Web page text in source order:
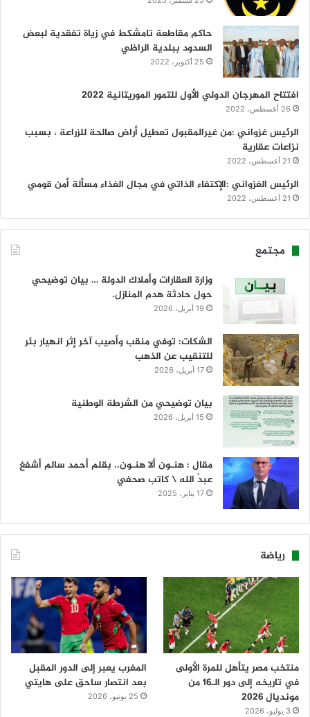
حاكم مقاطعة تامشكط في زياة تفقدية لبعض
السدود ببلدية الراظي
25 أكتوبر، 2022
افتتاح المهرجان الدولي الأول للتمور الموريتانية 2022
26 أغسطس، 2022
الرئيس غزواني :من غيرالمقبول تعطيل أراض صالحة للزراعة ، بسبب
نزاعات عقارية
21 أغسطس، 2022
الرئيس الغزواني :الإكتفاء الذاتي في مجال الغذاء مسألة أمن قومي
21 أغسطس، 2022
مجتمع
وزارة العقارات وأملاك الدولة … بيان توضيحي
حول حادثة هدم المنازل.
19 أبريل، 2026
الشكات: توفي منقب وأصيب آخر إثر انهيار بئر
للتنقيب عن الذهب
17 أبريل، 2026
بيان توضيحي من الشرطة الوطنية
15 أبريل، 2026
مقال : هنـون ألا هنـون.. بقلم أحمد سالم أشفغ
عبدُ الله \ كاتب صحفي
17 يناير، 2025
رياضة
منتخب مصر يتأهل للمرة الأولى
في تاريخه إلى دور الـ16 من
مونديال 2026
3 يوليو، 2026
المغرب يعبر إلى الدور المقبل
بعد انتصار ساحق على هايتي
25 يونيو، 2026